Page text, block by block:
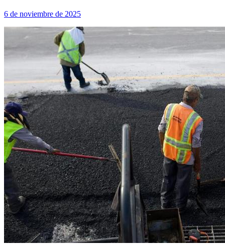
6 de noviembre de 2025